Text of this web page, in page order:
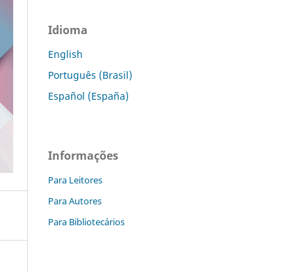
Idioma
English
Português (Brasil)
Español (España)
Informações
Para Leitores
Para Autores
Para Bibliotecários